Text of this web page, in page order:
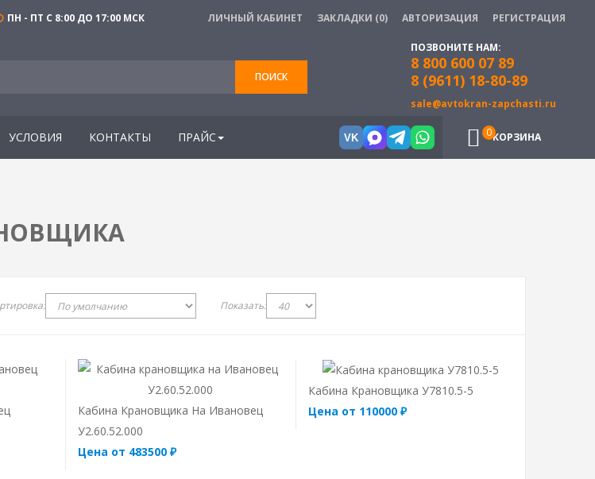
ПН - ПТ С 8:00 ДО 17:00 МСК ЛИЧНЫЙ КАБИНЕТ ЗАКЛАДКИ (0) АВТОРИЗАЦИЯ РЕГИСТРАЦИЯ
ПОИСК
ПОЗВОНИТЕ НАМ:
8 800 600 07 89
8 (9611) 18-80-89
sale@avtokran-zapchasti.ru
УСЛОВИЯ КОНТАКТЫ ПРАЙС VK КОРЗИНА
0
Показать:
Кабина Крановщика На Ивановец
У2.60.52.000
Цена от 483500 ₽
Кабина Крановщика У7810.5-5
Цена от 110000 ₽